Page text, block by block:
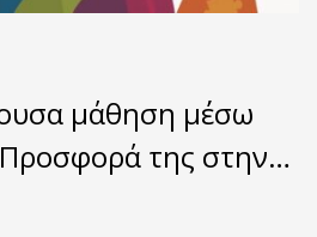
μάθηση μέσω
της στην